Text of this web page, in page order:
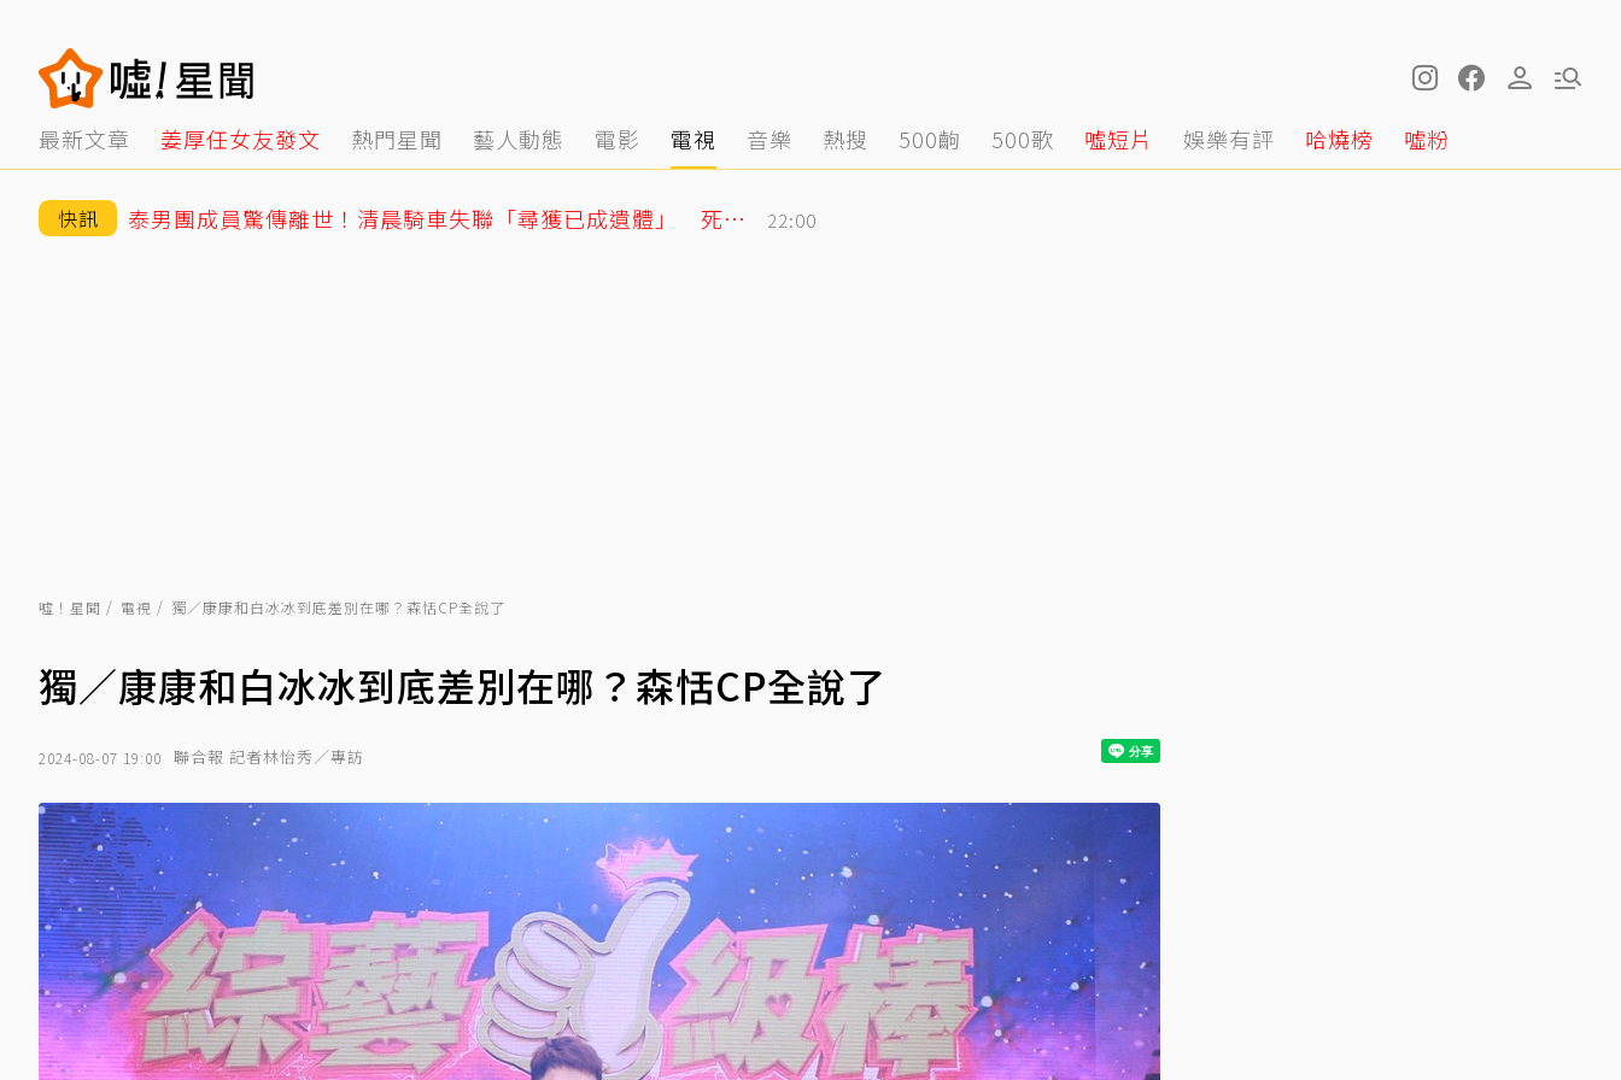
最新文章 姜厚任女友發文 熱門星聞 藝人動態 電影 電視 音樂 熱搜 500齣 500歌 噓短片 娛樂有評 哈燒榜 噓粉
快訊 泰男團成員驚傳離世！清晨騎車失聯「尋獲已成遺體」 死因待調查 22:00
噓！星聞 電視 獨／康康和白冰冰到底差別在哪？森恬CP全說了
獨／康康和白冰冰到底差別在哪？森恬CP全說了
2024-08-07 19:00 聯合報 記者林怡秀／專訪